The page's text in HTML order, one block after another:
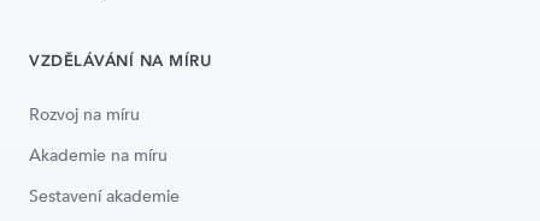
VZDĚLÁVÁNÍ NA MÍRU
Rozvoj na míru
Akademie na míru
Sestavení akademie